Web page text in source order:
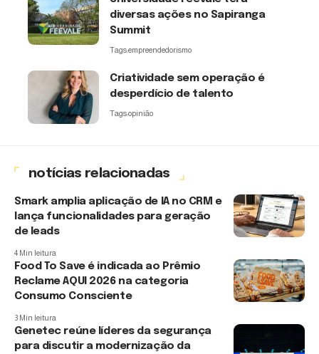
diversas ações no Sapiranga
Summit
Tags:empreendedorismo
Criatividade sem operação é
desperdício de talento
Tags:opinião
notícias relacionadas
Smark amplia aplicação de IA no CRM e
lança funcionalidades para geração
de leads
4 Min leitura
Food To Save é indicada ao Prêmio
Reclame AQUI 2026 na categoria
Consumo Consciente
3 Min leitura
Genetec reúne líderes da segurança
para discutir a modernização da